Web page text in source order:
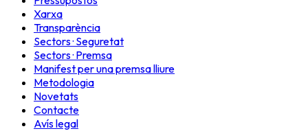
Xarxa
Transparència
Sectors · Seguretat
Sectors · Premsa
Manifest per una premsa lliure
Metodologia
Novetats
Contacte
Avís legal